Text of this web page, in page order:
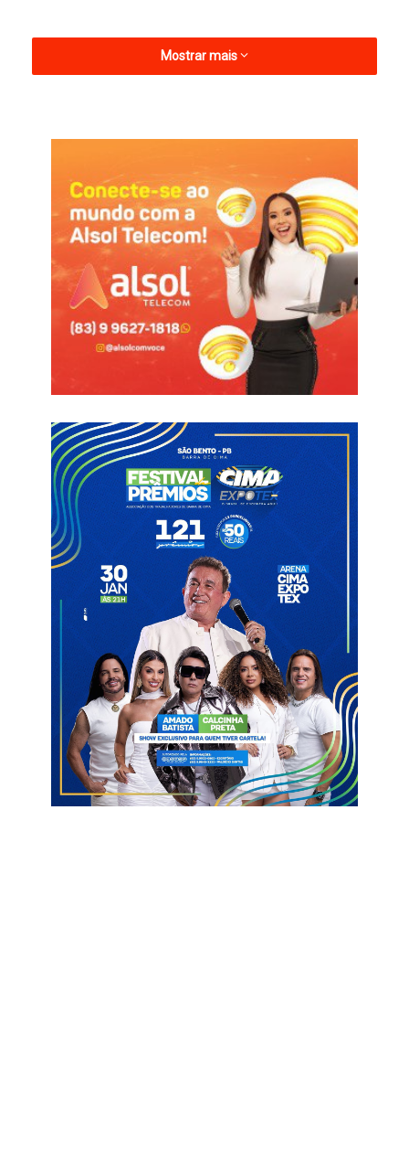
Voltado para a saúde o mental, o serviço oferecido é aberto
ao público e já está em funcionamento. Lembrando que o
CAPS de Riacho dos Cavalos também é ofertado em seus
serviços aos moradores das cidades de Jericó e Mato Grosso
na mesma região.
A nova sede é com espaços modernos e de acordo com a
necessidade dos usuários.
Ver essa foto no Instagram
Mostrar mais